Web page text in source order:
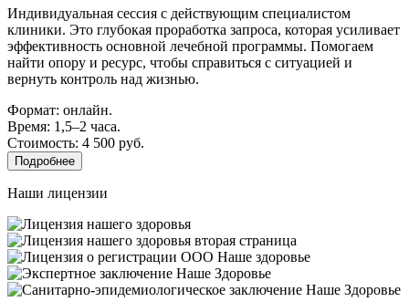
Индивидуальная сессия с действующим специалистом
клиники. Это глубокая проработка запроса, которая усиливает
эффективность основной лечебной программы. Помогаем
найти опору и ресурс, чтобы справиться с ситуацией и
вернуть контроль над жизнью.
Формат: онлайн.
Время: 1,5–2 часа.
Стоимость: 4 500 руб.
Подробнее
Наши лицензии